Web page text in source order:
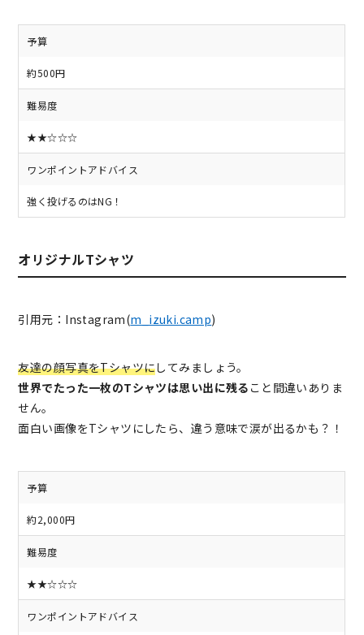
予算
約500円
難易度
★★☆☆☆
ワンポイントアドバイス
強く投げるのはNG！
オリジナルTシャツ
引用元：Instagram(m_izuki.camp)
友達の顔写真をTシャツにしてみましょう。
世界でたった一枚のTシャツは思い出に残る こと間違いありま
せん。
面白い画像をTシャツにしたら、違う意味で涙が出るかも？！
予算
約2,000円
難易度
★★☆☆☆
ワンポイントアドバイス